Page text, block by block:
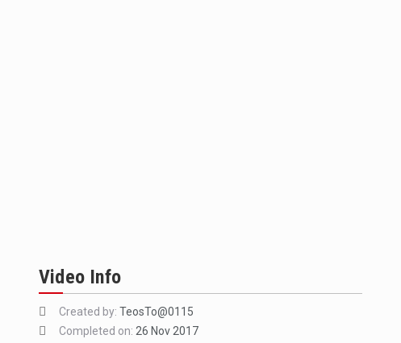
Video Info
Created by: TeosTo@0115
Completed on: 26 Nov 2017